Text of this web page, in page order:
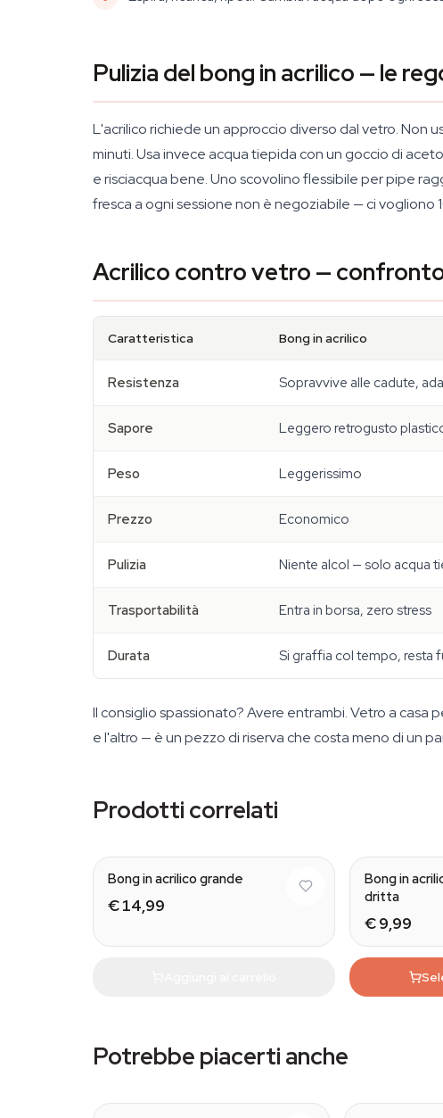
Pulizia del bong in acrilico — le
L'acrilico richiede un approccio diverso dal vetro. Non
minuti. Usa invece acqua tiepida con un goccio di
e risciacqua bene. Uno scovolino flessibile per pipe
fresca a ogni sessione non è negoziabile — ci vogliono
Acrilico contro vetro —
Caratteristica Bong in acrilico
Resistenza Sopravvive alle cadute,
Sapore Leggero retrogusto
Peso Leggerissimo
Prezzo Economico
Pulizia Niente alcol — solo acqua
Trasportabilità Entra in borsa, zero stress
Durata Si graffia col tempo, resta
Il consiglio spassionato? Avere entrambi. Vetro a casa
e l'altro — è un pezzo di riserva che costa meno di un
Prodotti correlati
Bong in acrilico grande
€ 14,99
Bong in
dritta
€ 9,99
Potrebbe piacerti anche